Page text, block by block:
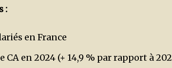
:
en France
CA en 2024 (+ 14,9 % par rapport à